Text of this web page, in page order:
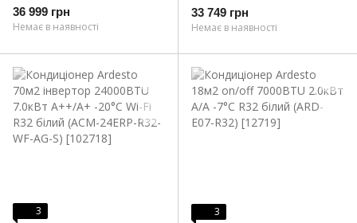
A++/A+ -15°С Wi-Fi R32
білий (ACM-24INV-R32-WF-
36 999 грн
Немає в наявності
A++/A+ -20°С Wi-Fi R32
білий (ACM-18ERP-R32-WF-
33 749 грн
Немає в наявності
3 3